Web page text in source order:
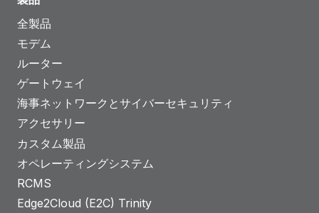
全製品
モデム
ルーター
ゲートウェイ
海事ネットワークとサイバーセキュリティ
アクセサリー
カスタム製品
オペレーティングシステム
RCMS
Edge2Cloud (E2C) Trinity